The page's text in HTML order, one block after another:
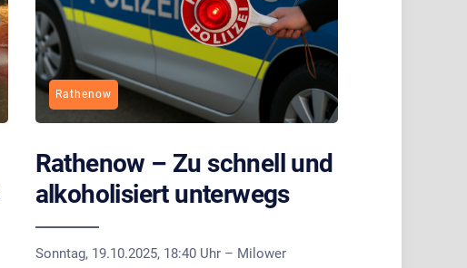
Rathenow
Rathenow – Zu schnell und
alkoholisiert unterwegs
Sonntag, 19.10.2025, 18:40 Uhr – Milower